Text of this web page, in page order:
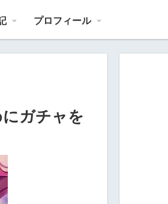
プロフィール
ガチャを